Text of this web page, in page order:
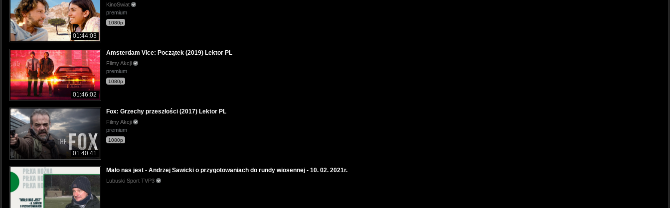
01:44:03
KinoSwiat
premium
1080p
01:46:02
Amsterdam Vice: Początek (2019) Lektor PL
Filmy Akcji
premium
1080p
01:40:41
Fox: Grzechy przeszłości (2017) Lektor PL
Filmy Akcji
premium
1080p
Mało nas jest - Andrzej Sawicki o przygotowaniach do rundy wiosennej - 10. 02. 2021r.
Lubuski Sport TVP3